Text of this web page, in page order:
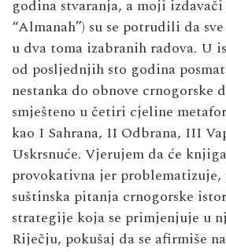
godina stvaranja, a moji
“Almanah”) su se potrudili da
u dva toma izabranih radova. U
od posljednjih sto godina
nestanka do obnove crnogorske
smješteno u četiri cjeline
kao I Sahrana, II Odbrana, III
Uskrsnuće. Vjerujem da će
provokativna jer problematizuje,
suštinska pitanja crnogorske
strategije koja se primjenjuje u
Riječju, pokušaj da se afirmiše